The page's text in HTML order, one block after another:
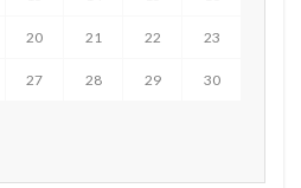
20 21 22 23
27 28 29 30